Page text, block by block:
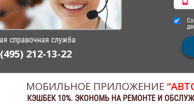
справочная служба
212-13-22
МОБИЛЬНОЕ ПРИЛОЖЕНИЕ
КЭШБЕК 10%. ЭКОНОМЬ НА РЕМОНТЕ И